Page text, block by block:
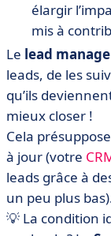
élargir
mis à
Le lead
leads, de les
qu’ils
mieux closer !
Cela
à jour (votre
leads grâce à
un peu plus
💡 La condition